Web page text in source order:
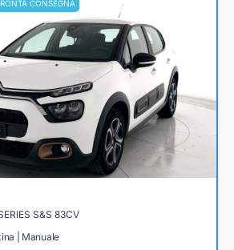
CONSEGNA
S&S 83CV
| Manuale